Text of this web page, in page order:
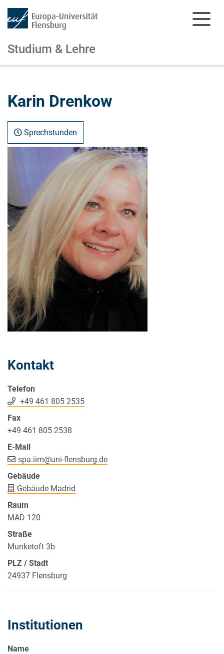
Studium & Lehre
Karin Drenkow
Sprechstunden
Kontakt
Telefon
+49 461 805 2535
Fax
+49 461 805 2538
E-Mail
spa.iim@uni-flensburg.de
Gebäude
Gebäude Madrid
Raum
MAD 120
Straße
Munketoft 3b
PLZ / Stadt
24937 Flensburg
Institutionen
Name